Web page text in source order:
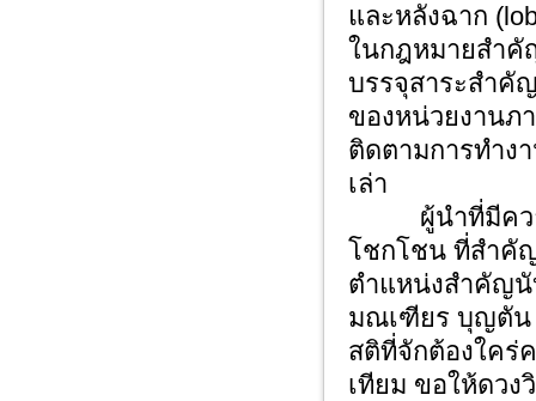
และหลังฉาก
ในกฎหมายสำคั
บรรจุสาระสำคั
ของหน่วยงานภ
ติดตามการทำง
เล่า
ผู้นำที่มีความ
โชกโชน ที่สำคั
ตำแหน่งสำคัญนั
มณเฑียร บุญตัน
สติที่จักต้องใคร่
เทียม ขอให้ดว